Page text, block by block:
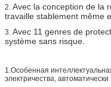
2. Avec la conception de la
travaille stablement même
3. Avec 11 genres de
système sans risque.
1.Особенная
электричества, автоматически